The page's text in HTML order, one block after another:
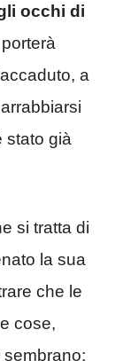
occhi di
a
stato già
si tratta di
la sua
che le
cose,